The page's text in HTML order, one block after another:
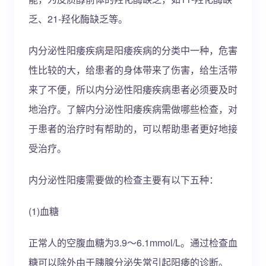
乏、21-羟化酶缺乏等。
内分泌性阳痿疾病是阳痿疾病的分类中一种，危害
性比较的大，给患者的身体带来了伤害，给生活带
来了不便，所以内分泌性阳痿疾病患者必须要及时
地治疗。了解内分泌性阳痿疾病需做哪些检查，对
于患者的治疗时有帮助的，可以帮助患者更好地接
受治疗。
内分泌性阳痿需要做的检查主要有以下五种：
(1)血糖
正常人的空腹血糖为3.9～6.1mmol/L。通过检查血
糖可以除外由于胰腺分泌失常引起阳痿的诊断。